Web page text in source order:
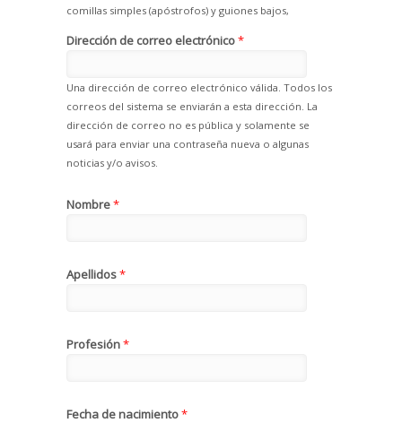
comillas simples (apóstrofos) y guiones bajos,
Dirección de correo electrónico*
Una dirección de correo electrónico válida. Todos los
correos del sistema se enviarán a esta dirección. La
dirección de correo no es pública y solamente se
usará para enviar una contraseña nueva o algunas
noticias y/o avisos.
Nombre*
Apellidos*
Profesión*
Fecha de nacimiento*